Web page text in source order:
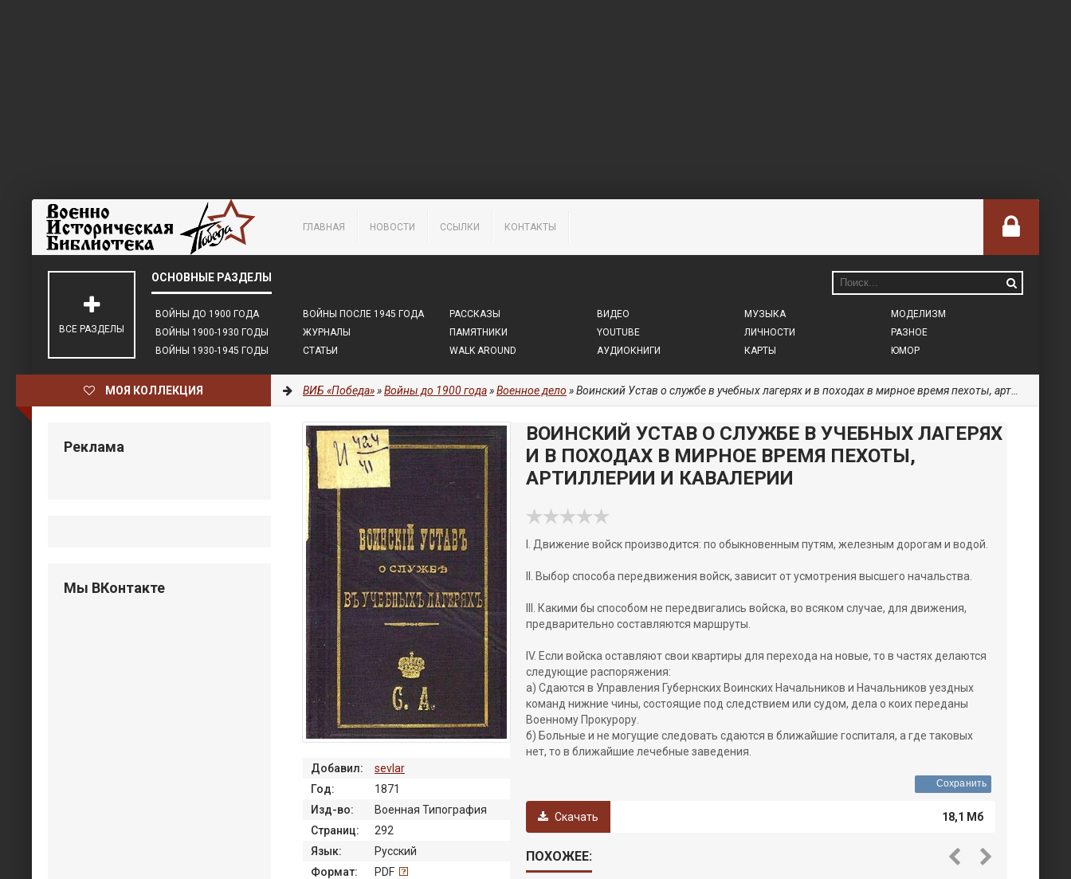
ГЛАВНАЯ НОВОСТИ ССЫЛКИ КОНТАКТЫ
ВОЙНЫ ДО 1900 ГОДА
ВОЙНЫ 1900-1930 ГОДЫ
ВОЙНЫ 1930-1945 ГОДЫ
ВОЙНЫ ПОСЛЕ 1945 ГОДА
ЖУРНАЛЫ
СТАТЬИ
РАССКАЗЫ
ПАМЯТНИКИ
WALK AROUND
ВИДЕО
YOUTUBE
АУДИОКНИГИ
МУЗЫКА
ЛИЧНОСТИ
КАРТЫ
МОДЕЛИЗМ
РАЗНОЕ
ЮМОР
ВСЕ РАЗДЕЛЫ
МОЯ КОЛЛЕКЦИЯ ВИБ «Победа»»Войны до 1900 года»Военное дело » Воинский Устав о службе в учебных лагерях и в походах в мирное время пехоты, артиллерии и кавалерии
ВОИНСКИЙ УСТАВ О СЛУЖБЕ В УЧЕБНЫХ ЛАГЕРЯХ
И В ПОХОДАХ В МИРНОЕ ВРЕМЯ ПЕХОТЫ,
АРТИЛЛЕРИИ И КАВАЛЕРИИ
I. Движение войск производится: по обыкновенным путям, железным дорогам и водой.
II. Выбор способа передвижения войск, зависит от усмотрения высшего начальства.
III. Какими бы способом не передвигались войска, во всяком случае, для движения,
предварительно составляются маршруты.
IV. Если войска оставляют свои квартиры для перехода на новые, то в частях делаются
следующие распоряжения:
а) Сдаются в Управления Губернских Воинских Начальников и Начальников уездных
команд нижние чины, состоящие под следствием или судом, дела о коих переданы
Военному Прокурору.
б) Больные и не могущие следовать сдаются в ближайшие госпиталя, а где таковых
нет, то в ближайшие лечебные заведения.
Сохранить
Скачать 18,1 Мб
Добавил:
sevlar
Год:
1871
Изд-во:
Военная Типография
Страниц:
292
Язык:
Русский
Формат:
PDF
ПОХОЖЕЕ:
Реклама
Мы ВКонтакте